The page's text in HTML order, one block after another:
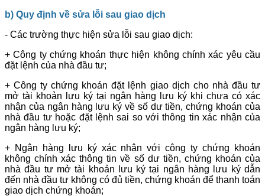
b) Quy định về sửa lỗi sau giao dịch
- Các trường thực hiện sửa lỗi sau giao dịch:
+ Công ty chứng khoán thực hiện không chính xác yêu cầu
đặt lệnh của nhà đầu tư;
+ Công ty chứng khoán đặt lệnh giao dịch cho nhà đầu tư
mở tài khoản lưu ký tại ngân hàng lưu ký khi chưa có xác
nhận của ngân hàng lưu ký về số dư tiền, chứng khoán của
nhà đầu tư hoặc đặt lệnh sai so với thông tin xác nhận của
ngân hàng lưu ký;
+ Ngân hàng lưu ký xác nhận với công ty chứng khoán
không chính xác thông tin về số dư tiền, chứng khoán của
nhà đầu tư mở tài khoản lưu ký tại ngân hàng lưu ký dẫn
đến nhà đầu tư không có đủ tiền, chứng khoán để thanh toán
giao dịch chứng khoán;